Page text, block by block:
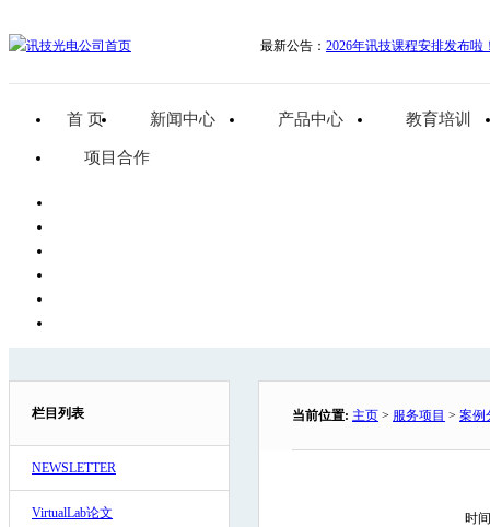
最新公告： 2026年讯技课程安排发布啦
首 页 新闻中心 产品中心 教育培训
项目合作
栏目列表
NEWSLETTER
VirtualLab论文
当前位置: 主页 > 服务项目 > 案例
时